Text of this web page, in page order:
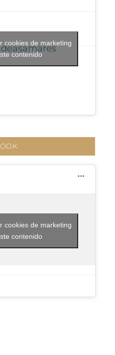
cookies de marketing
contenido
cookies de marketing
contenido